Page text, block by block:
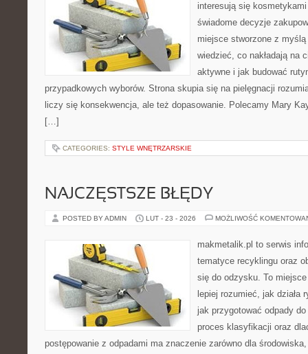
interesują się
świadome decyzje
miejsce stworzone z
wiedzieć, co nakładają na
aktywne i jak budować
przypadkowych wyborów. Strona skupia się na pielęgnacji
liczy się konsekwencja, ale też dopasowanie. Polecamy Mary
[…]
CATEGORIES: STYLE WNĘTRZARSKIE
NAJCZĘSTSZE BŁĘDY
POSTED BY ADMIN LUT - 23 - 2026 MOŻLIWOŚĆ
makmetalik.pl to serwis
tematyce recyklingu oraz
się do odzysku. To
lepiej rozumieć, jak działa
jak przygotować odpady
proces klasyfikacji oraz
postępowanie z odpadami ma znaczenie zarówno dla